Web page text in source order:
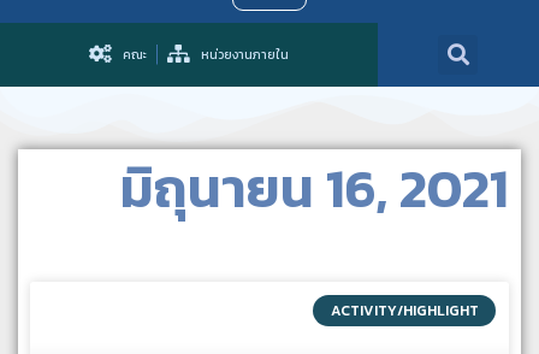
คณะ หน่วยงานภายใน
มิถุนายน 16, 2021
ACTIVITY/HIGHLIGHT